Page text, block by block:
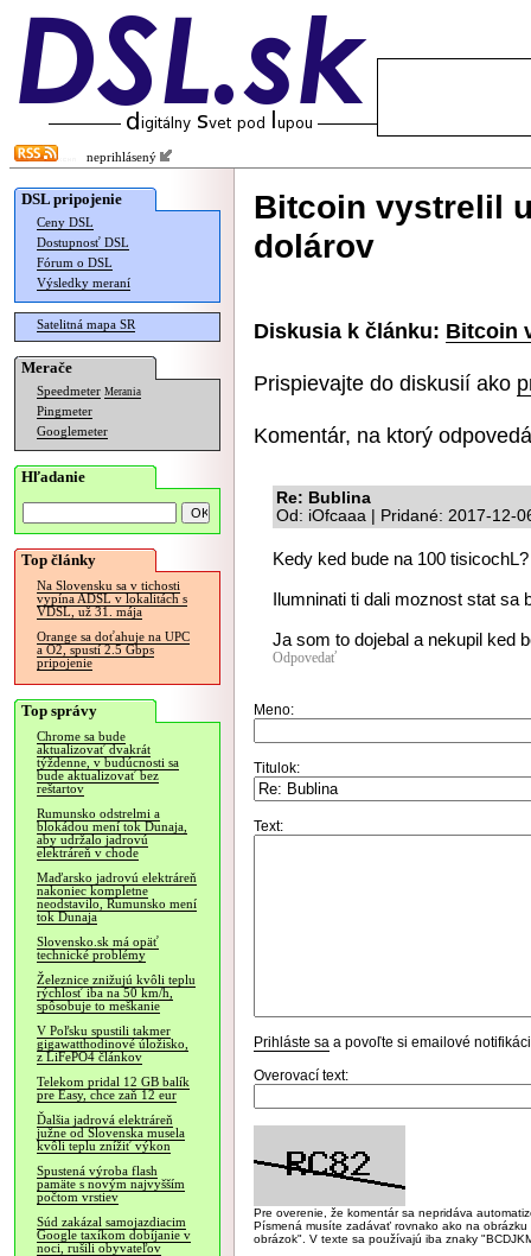
neprihlásený
DSL pripojenie
Ceny DSL
Dostupnosť DSL
Fórum o DSL
Výsledky meraní
Satelitná mapa SR
Merače
Speedmeter Merania
Pingmeter
Googlemeter
Hľadanie
Top články
Na Slovensku sa v tichosti
vypína ADSL v lokalitách s
VDSL, už 31. mája
Orange sa doťahuje na UPC
a O2, spustí 2.5 Gbps
pripojenie
Top správy
Chrome sa bude
aktualizovať dvakrát
týždenne, v budúcnosti sa
bude aktualizovať bez
reštartov
Rumunsko odstrelmi a
blokádou mení tok Dunaja,
aby udržalo jadrovú
elektráreň v chode
Maďarsko jadrovú elektráreň
nakoniec kompletne
neodstavilo, Rumunsko mení
tok Dunaja
Slovensko.sk má opäť
technické problémy
Železnice znižujú kvôli teplu
rýchlosť iba na 50 km/h,
spôsobuje to meškanie
V Poľsku spustili takmer
gigawatthodinové úložisko,
z LiFePO4 článkov
Telekom pridal 12 GB balík
pre Easy, chce zaň 12 eur
Ďalšia jadrová elektráreň
južne od Slovenska musela
kvôli teplu znížiť výkon
Spustená výroba flash
pamäte s novým najvyšším
počtom vrstiev
Súd zakázal samojazdiacim
Google taxíkom dobíjanie v
noci, rušili obyvateľov
Bitcoin vystrelil
dolárov
Diskusia k článku: Bitcoin
Prispievajte do diskusií ako
Komentár, na ktorý
Re: Bublina
Od: iOfcaaa | Pridané: 2017-12-
Kedy ked bude na 100
Ilumninati ti dali moznost stat sa
Ja som to dojebal a nekupil ked
Odpovedať
Meno:
Titulok:
Text:
Prihláste sa a povoľte si emailové
Overovací text:
Pre overenie, že komentár sa nepridáva
Písmená musíte zadávať rovnako ako na
obrázok". V texte sa používajú iba znaky